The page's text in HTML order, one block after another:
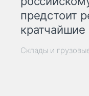
предстоит
кратчайшие
Склады и